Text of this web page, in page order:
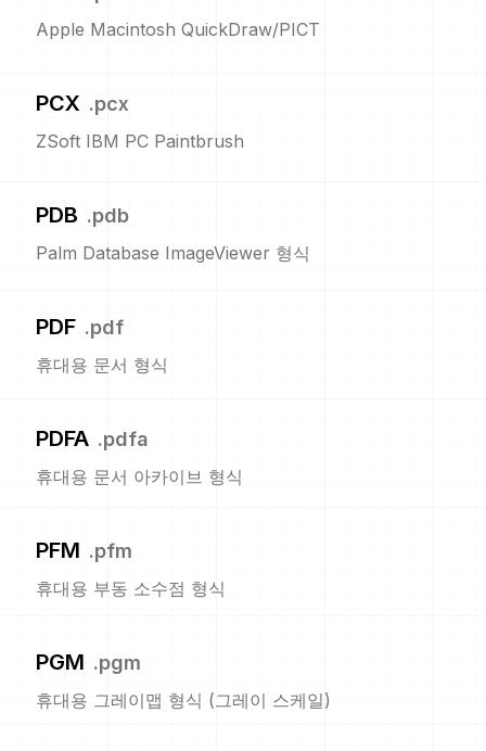
Apple Macintosh QuickDraw/PICT
PCX .pcx
ZSoft IBM PC Paintbrush
PDB .pdb
Palm Database ImageViewer 형식
PDF .pdf
휴대용 문서 형식
PDFA .pdfa
휴대용 문서 아카이브 형식
PFM .pfm
휴대용 부동 소수점 형식
PGM .pgm
휴대용 그레이맵 형식 (그레이 스케일)